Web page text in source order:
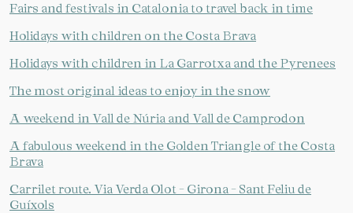
Fairs and festivals in Catalonia to travel back in time
Holidays with children on the Costa Brava
Holidays with children in La Garrotxa and the Pyrenees
The most original ideas to enjoy in the snow
A weekend in Vall de Núria and Vall de Camprodon
A fabulous weekend in the Golden Triangle of the Costa
Brava
Carrilet route. Via Verda Olot - Girona - Sant Feliu de
Guíxols